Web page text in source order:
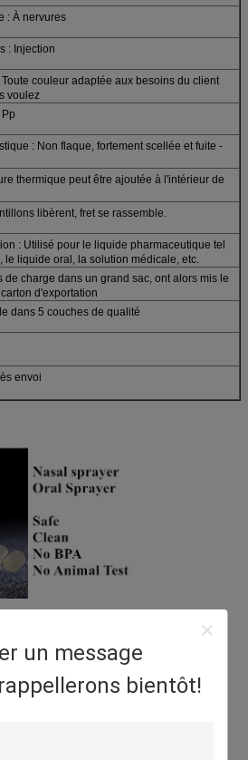
un message
bientôt!
: À nervures
: Injection
couleur adaptée aux besoins du client
voulez
: Non flaque, fortement scellée et fuite -
thermique peut être ajoutée à l'intérieur de
libèrent, fret se rassemble.
: Utilisé pour le liquide pharmaceutique tel
le liquide oral, la solution médicale, etc.
de charge dans un grand sac, ont alors mis le
d'exportation
dans 5 couches de qualité
envoi
parfaitement.
aucune fuite.